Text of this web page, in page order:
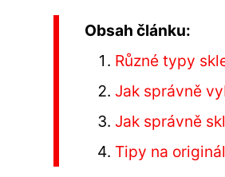
Obsah článku:
Různé typy
Jak správně
Jak správně
Tipy na